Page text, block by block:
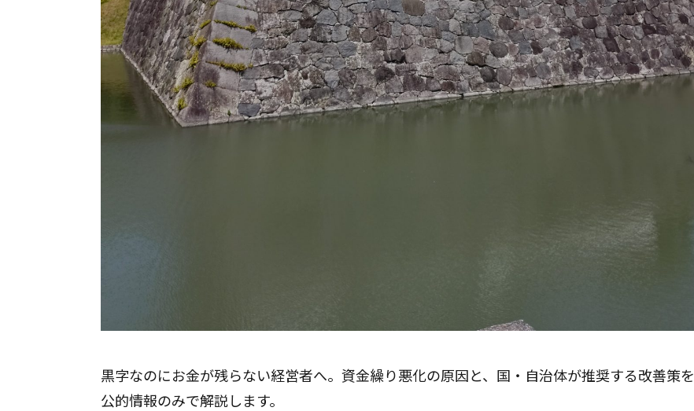
黒字なのにお金が残らない経営者へ。資金繰り悪化の原因と、国・自治体が推奨する改善策を
公的情報のみで解説します。